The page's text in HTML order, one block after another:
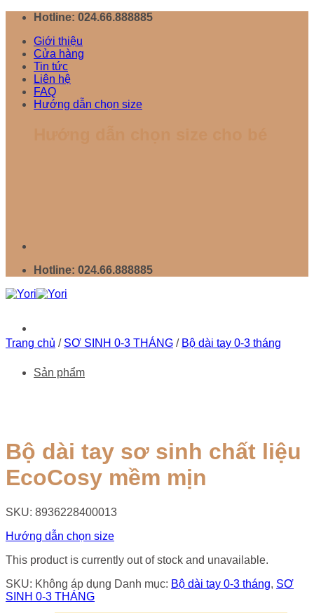
Chuyển
dung
Hotline: 024.66.888885
Giới thiệu
Cửa hàng
Tin tức
Liên hệ
FAQ
Hướng dẫn chọn size
Hotline: 024.66.888885
Sản phẩm
Trang chủ / SƠ SINH 0-3 THÁNG / Bộ dài tay 0-3 tháng
Bộ dài tay sơ sinh chất liệu
EcoCosy mềm mịn
SKU: 8936228400013
Hướng dẫn chọn size
This product is currently out of stock and unavailable.
SKU: Không áp dụng Danh mục: Bộ dài tay 0-3 tháng, SƠ
SINH 0-3 THÁNG